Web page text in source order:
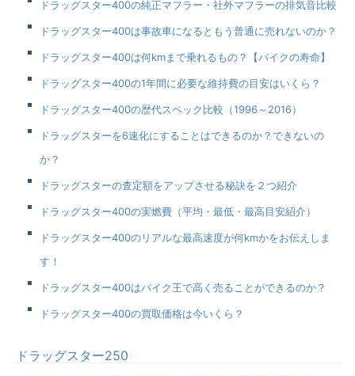
ドラッグスター400の純正マフラー・社外マフラーの排気音比較
ドラッグスター400は事故車になるともう普通に売れないのか？
ドラッグスター400は何kmまで乗れるもの？【バイクの寿命】
ドラッグスター400の1年間に必要な維持費の目安はいくら？
ドラッグスター400の歴代スペック比較（1996～2016）
ドラッグスターを6速化にすることはできるのか？できないの
か？
ドラッグスターの査定額をアップさせる秘訣を２つ紹介
ドラッグスター400の実燃費（平均・最低・最高目安紹介）
ドラッグスター400のリアルな最高速度が何kmかをお伝えしま
す！
ドラッグスター400はバイク王で高く売ることができるのか？
ドラッグスター400の買取価格は今いくら？
ドラッグスター250